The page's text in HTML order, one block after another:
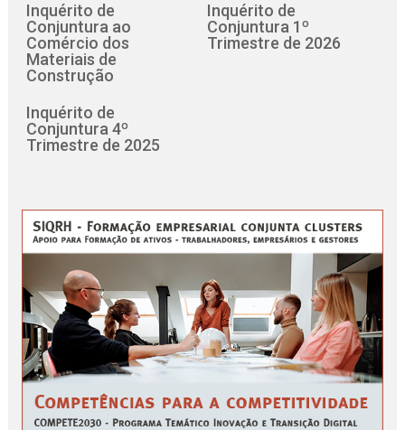
Inquérito de
Conjuntura ao
Comércio dos
Materiais de
Construção
Inquérito de
Conjuntura 1º
Trimestre de 2026
Inquérito de
Conjuntura 4º
Trimestre de 2025